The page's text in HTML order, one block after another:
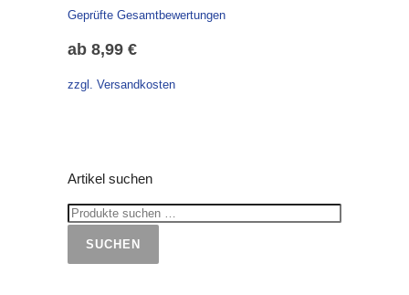
Geprüfte Gesamtbewertungen
ab 8,99 €
zzgl. Versandkosten
Artikel suchen
SUCHEN